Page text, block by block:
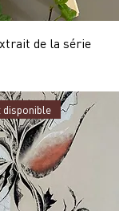
de la série
disponible